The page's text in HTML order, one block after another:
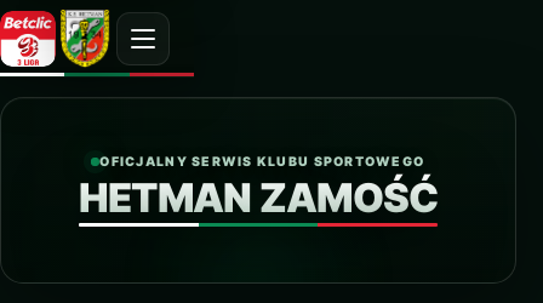
OFICJALNY SERWIS KLUBU SPORTOWEGO
HETMAN ZAMOŚĆ